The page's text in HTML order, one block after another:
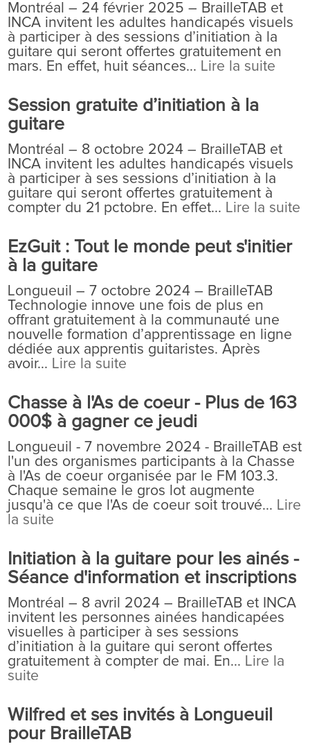
Montréal – 24 février 2025 – BrailleTAB et
INCA invitent les adultes handicapés visuels
à participer à des sessions d’initiation à la
guitare qui seront offertes gratuitement en
mars. En effet, huit séances... Lire la suite
Session gratuite d’initiation à la
guitare
Montréal – 8 octobre 2024 – BrailleTAB et
INCA invitent les adultes handicapés visuels
à participer à ses sessions d’initiation à la
guitare qui seront offertes gratuitement à
compter du 21 pctobre. En effet... Lire la suite
EzGuit : Tout le monde peut s'initier
à la guitare
Longueuil – 7 octobre 2024 – BrailleTAB
Technologie innove une fois de plus en
offrant gratuitement à la communauté une
nouvelle formation d’apprentissage en ligne
dédiée aux apprentis guitaristes. Après
avoir... Lire la suite
Chasse à l'As de coeur - Plus de 163
000$ à gagner ce jeudi
Longueuil - 7 novembre 2024 - BrailleTAB est
l'un des organismes participants à la Chasse
à l'As de coeur organisée par le FM 103.3.
Chaque semaine le gros lot augmente
jusqu'à ce que l'As de coeur soit trouvé... Lire
la suite
Initiation à la guitare pour les ainés -
Séance d'information et inscriptions
Montréal – 8 avril 2024 – BrailleTAB et INCA
invitent les personnes ainées handicapées
visuelles à participer à ses sessions
d’initiation à la guitare qui seront offertes
gratuitement à compter de mai. En... Lire la
suite
Wilfred et ses invités à Longueuil
pour BrailleTAB